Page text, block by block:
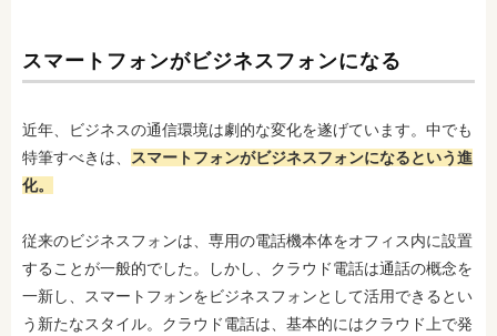
スマートフォンがビジネスフォンになる
近年、ビジネスの通信環境は劇的な変化を遂げています。中でも
特筆すべきは、
スマートフォンがビジネスフォンになるという進
化。
従来のビジネスフォンは、専用の電話機本体をオフィス内に設置
することが一般的でした。しかし、クラウド電話は通話の概念を
一新し、スマートフォンをビジネスフォンとして活用できるとい
う新たなスタイル。クラウド電話は、基本的にはクラウド上で発